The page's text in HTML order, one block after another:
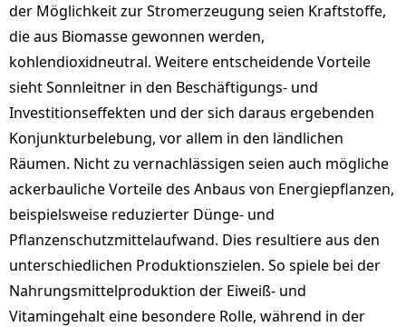
der Möglichkeit zur Stromerzeugung seien Kraftstoffe,
die aus Biomasse gewonnen werden,
kohlendioxidneutral. Weitere entscheidende Vorteile
sieht Sonnleitner in den Beschäftigungs- und
Investitionseffekten und der sich daraus ergebenden
Konjunkturbelebung, vor allem in den ländlichen
Räumen. Nicht zu vernachlässigen seien auch mögliche
ackerbauliche Vorteile des Anbaus von Energiepflanzen,
beispielsweise reduzierter Dünge- und
Pflanzenschutzmittelaufwand. Dies resultiere aus den
unterschiedlichen Produktionszielen. So spiele bei der
Nahrungsmittelproduktion der Eiweiß- und
Vitamingehalt eine besondere Rolle, während in der